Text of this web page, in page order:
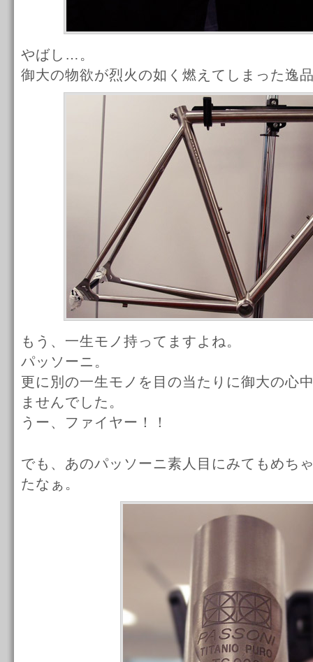
やばし…。
御大の物欲が烈火の如く燃えてしまった逸
もう、一生モノ持ってますよね。
パッソーニ。
更に別の一生モノを目の当たりに御大の心
ませんでした。
うー、ファイヤー！！
でも、あのパッソーニ素人目にみてもめち
たなぁ。